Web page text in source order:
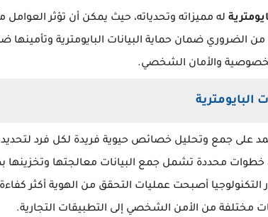
له مميزاته وتحدياته، حيث يمكن أن تؤثر
الضروري ضمان حماية البيانات البايومترية وتأمينها
والأمان الشخصي.
البايومترية
على جمع وتحليل خصائص حيوية فريدة لكل فرد
خطوات محددة تشمل جمع البيانات معالجتها وتخزينها
أصبحت عمليات التحقق من الهوية أكثر
مختلفة من الأمن الشخصي إلى التطبيقات التجارية.